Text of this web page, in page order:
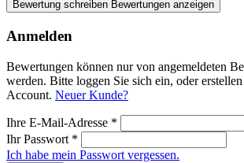
Bewertung schreiben Bewertungen anzeigen
Anmelden
Bewertungen können nur von angemeldeten
werden. Bitte loggen Sie sich ein, oder
Account. Neuer Kunde?
Ihre E-Mail-Adresse *
Ihr Passwort *
Ich habe mein Passwort vergessen.